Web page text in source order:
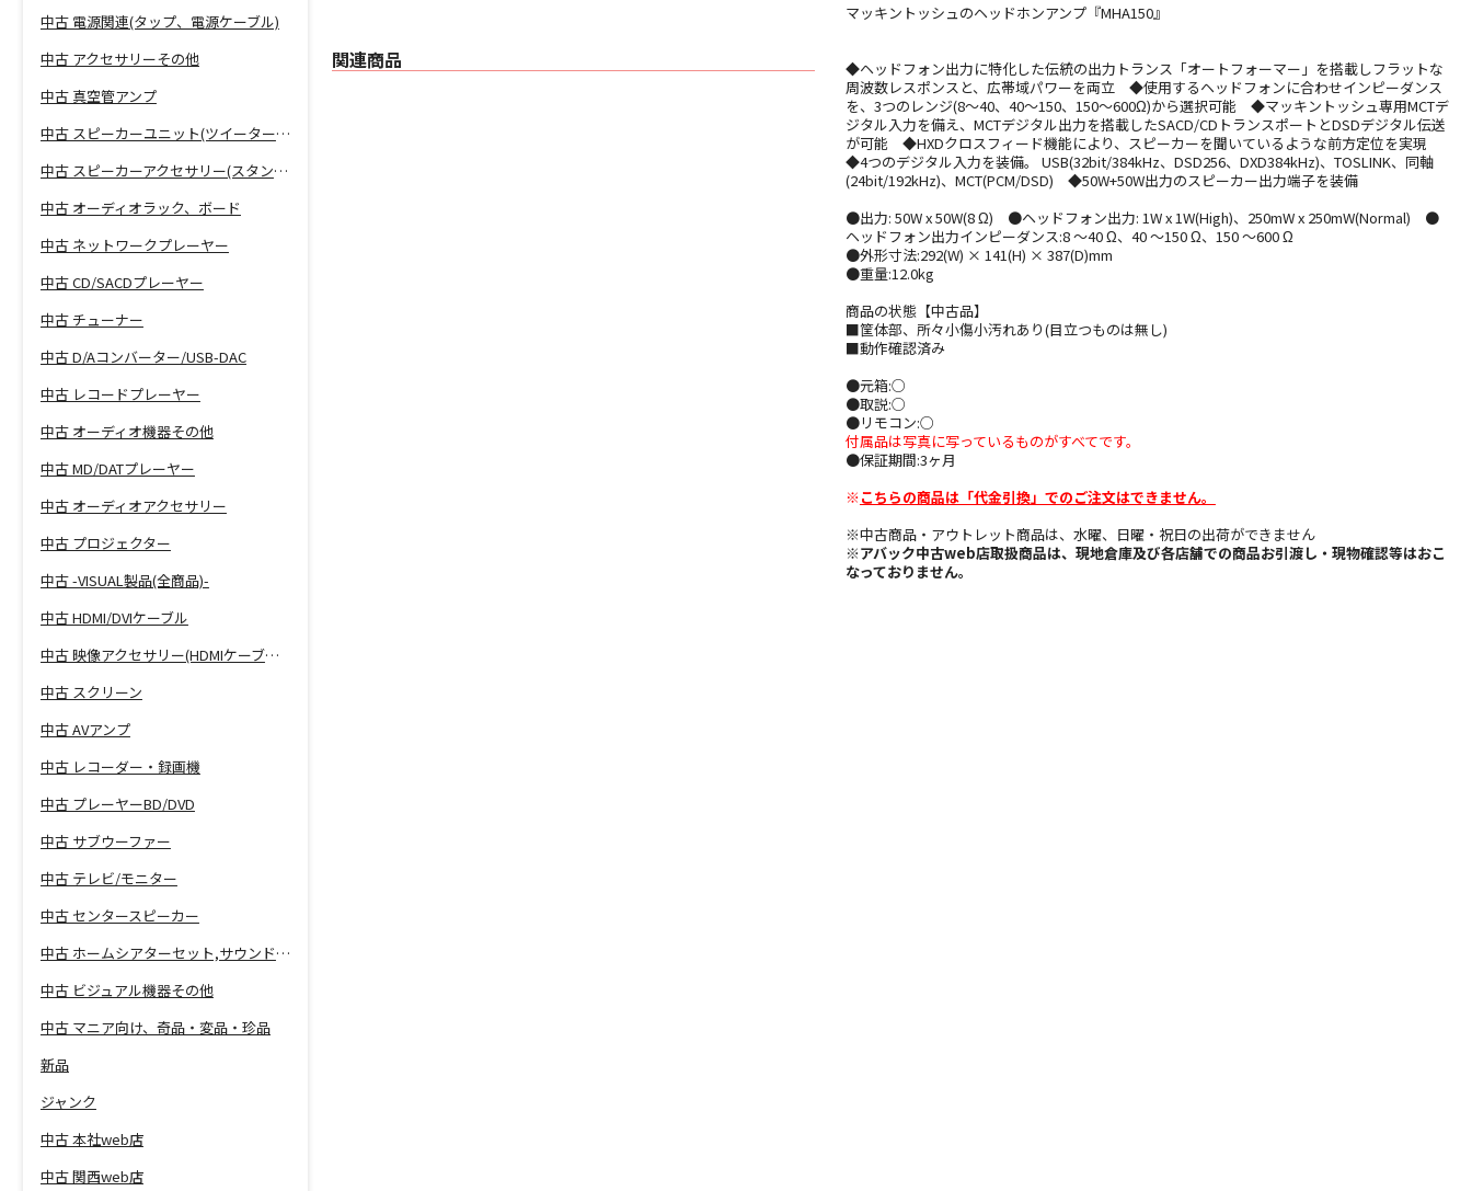
中古 電源関連(タップ、電源ケーブル)
中古 アクセサリーその他
中古 真空管アンプ
中古 スピーカーユニット(ツイーター、ウーファー等)
中古 スピーカーアクセサリー(スタンド等)
中古 オーディオラック、ボード
中古 ネットワークプレーヤー
中古 CD/SACDプレーヤー
中古 チューナー
中古 D/Aコンバーター/USB-DAC
中古 レコードプレーヤー
中古 オーディオ機器その他
中古 MD/DATプレーヤー
中古 オーディオアクセサリー
中古 プロジェクター
中古 -VISUAL製品(全商品)-
中古 HDMI/DVIケーブル
中古 映像アクセサリー(HDMIケーブル等)
中古 スクリーン
中古 AVアンプ
中古 レコーダー・録画機
中古 プレーヤーBD/DVD
中古 サブウーファー
中古 テレビ/モニター
中古 センタースピーカー
中古 ホームシアターセット,サウンドバー
中古 ビジュアル機器その他
中古 マニア向け、奇品・変品・珍品
新品
ジャンク
中古 本社web店
中古 関西web店
関連商品
マッキントッシュのヘッドホンアンプ『MHA150』
◆ヘッドフォン出力に特化した伝統の出力トランス「オートフォーマー」を搭載しフラットな
周波数レスポンスと、広帯域パワーを両立 ◆使用するヘッドフォンに合わせインピーダンス
を、3つのレンジ(8〜40、40〜150、150〜600Ω)から選択可能 ◆マッキントッシュ専用MCTデ
ジタル入力を備え、MCTデジタル出力を搭載したSACD/CDトランスポートとDSDデジタル伝送
が可能 ◆HXDクロスフィード機能により、スピーカーを聞いているような前方定位を実現
◆4つのデジタル入力を装備。 USB(32bit/384kHz、DSD256、DXD384kHz)、TOSLINK、同軸
(24bit/192kHz)、MCT(PCM/DSD) ◆50W+50W出力のスピーカー出力端子を装備
●出力: 50W x 50W(8 Ω) ●ヘッドフォン出力: 1W x 1W(High)、250mW x 250mW(Normal) ●
ヘッドフォン出力インピーダンス:8 〜40 Ω、40 〜150 Ω、150 〜600 Ω
●外形寸法:292(W) × 141(H) × 387(D)mm
●重量:12.0kg
商品の状態【中古品】
■筐体部、所々小傷小汚れあり(目立つものは無し)
■動作確認済み
●元箱:○
●取説:○
●リモコン:○
付属品は写真に写っているものがすべてです。
●保証期間:3ヶ月
※ こちらの商品は「代金引換」でのご注文はできません。
※中古商品・アウトレット商品は、水曜、日曜・祝日の出荷ができません
※アバック中古web店取扱商品は、現地倉庫及び各店舗での商品お引渡し・現物確認等はおこ
なっておりません。